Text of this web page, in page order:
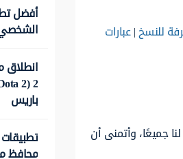
للنسخ|عبارات
جميعًا، وأتمنى أن
أفضل
انطلاق
باريس
محافظ